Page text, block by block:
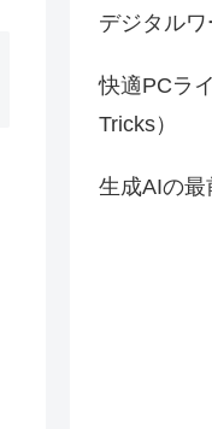
デジタル
快適PCラ
Tricks）
生成AIの最